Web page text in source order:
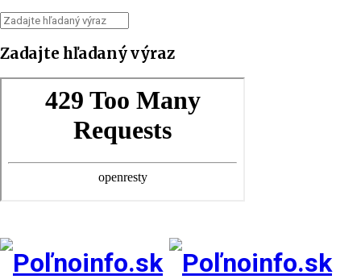
Zadajte hľadaný výraz